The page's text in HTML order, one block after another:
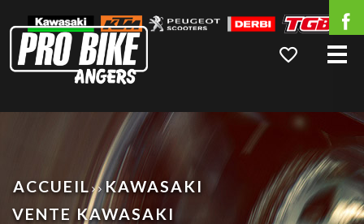
ACCUEIL
KAWASAKI
VENTE KAWASAKI